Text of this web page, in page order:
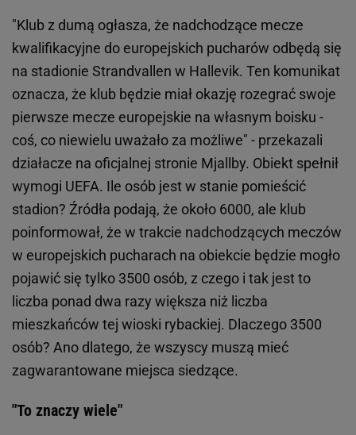
"Klub z dumą ogłasza, że nadchodzące mecze
kwalifikacyjne do europejskich pucharów odbędą się
na stadionie Strandvallen w Hallevik. Ten komunikat
oznacza, że klub będzie miał okazję rozegrać swoje
pierwsze mecze europejskie na własnym boisku -
coś, co niewielu uważało za możliwe" - przekazali
działacze na oficjalnej stronie Mjallby. Obiekt spełnił
wymogi UEFA. Ile osób jest w stanie pomieścić
stadion? Źródła podają, że około 6000, ale klub
poinformował, że w trakcie nadchodzących meczów
w europejskich pucharach na obiekcie będzie mogło
pojawić się tylko 3500 osób, z czego i tak jest to
liczba ponad dwa razy większa niż liczba
mieszkańców tej wioski rybackiej. Dlaczego 3500
osób? Ano dlatego, że wszyscy muszą mieć
zagwarantowane miejsca siedzące.
"To znaczy wiele"